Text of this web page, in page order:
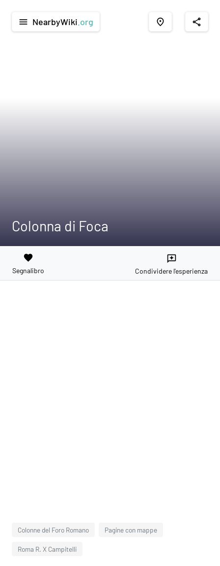
menu NearbyWiki .org place share
Colonna di Foca
favorite
Segnalibro
reviews
Condividere l'esperienza
Colonne del Foro Romano Pagine con mappe
Roma R. X Campitelli